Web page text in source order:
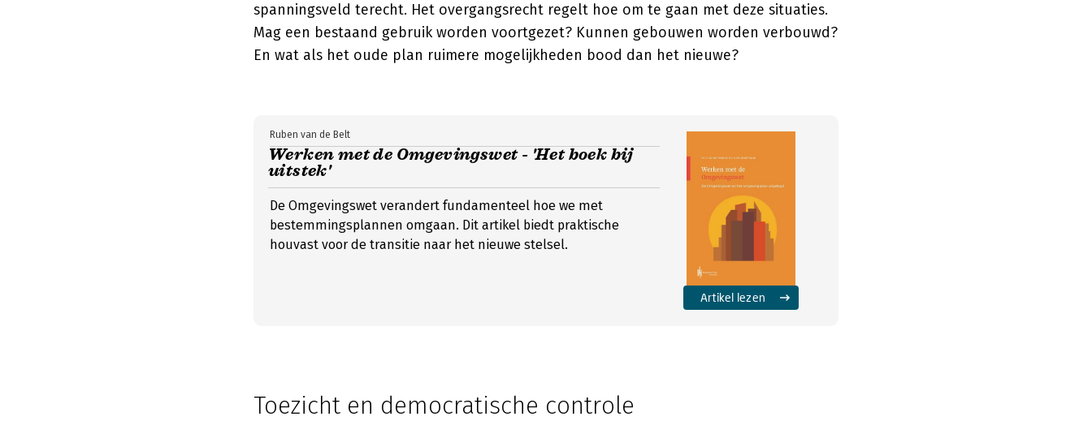
spanningsveld terecht. Het overgangsrecht regelt hoe om te gaan met deze situaties.
Mag een bestaand gebruik worden voortgezet? Kunnen gebouwen worden verbouwd?
En wat als het oude plan ruimere mogelijkheden bood dan het nieuwe?
Werken met de Omgevingswet - 'Het boek bij
uitstek'
Ruben van de Belt
De Omgevingswet verandert fundamenteel hoe we met
bestemmingsplannen omgaan. Dit artikel biedt praktische
houvast voor de transitie naar het nieuwe stelsel.
Artikel lezen
Toezicht en democratische controle